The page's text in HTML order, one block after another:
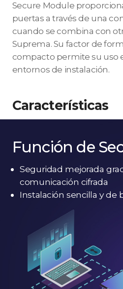
Secure Module
puertas a través de una
cuando se combina con
Suprema. Su factor de
compacto permite su uso
entornos de instalación.
Características
Función de
Seguridad mejorada
comunicación cifrada
Instalación sencilla y de